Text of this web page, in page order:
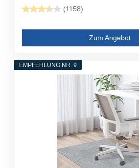
(1158)
Zum Angebot
EMPFEHLUNG NR. 9